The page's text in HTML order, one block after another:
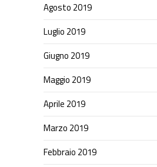
Agosto 2019
Luglio 2019
Giugno 2019
Maggio 2019
Aprile 2019
Marzo 2019
Febbraio 2019